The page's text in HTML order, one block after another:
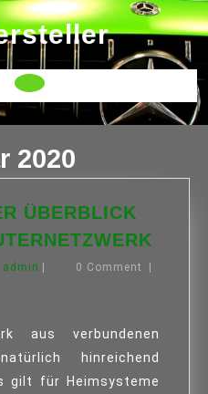
2020
ÜBERBLICK
admin admin 0 Comment
hinreichend
gilt für Heimsysteme